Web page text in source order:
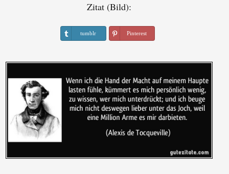
Zitat (Bild):
tumblr Pinterest